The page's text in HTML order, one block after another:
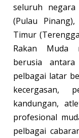
seluruh
(Pulau
Timur
Rakan Muda
berusia
pelbagai latar
kecergasan,
kandungan,
profesional
pelbagai